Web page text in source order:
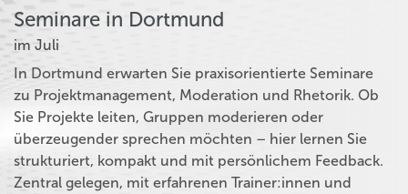
Seminare in Dortmund
im Juli
In Dortmund erwarten Sie praxisorientierte Seminare
zu Projektmanagement, Moderation und Rhetorik. Ob
Sie Projekte leiten, Gruppen moderieren oder
überzeugender sprechen möchten – hier lernen Sie
strukturiert, kompakt und mit persönlichem Feedback.
Zentral gelegen, mit erfahrenen Trainer:innen und